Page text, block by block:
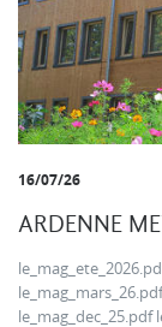
16/07/26
ARDENNE
le_mag_dec_25.pdf